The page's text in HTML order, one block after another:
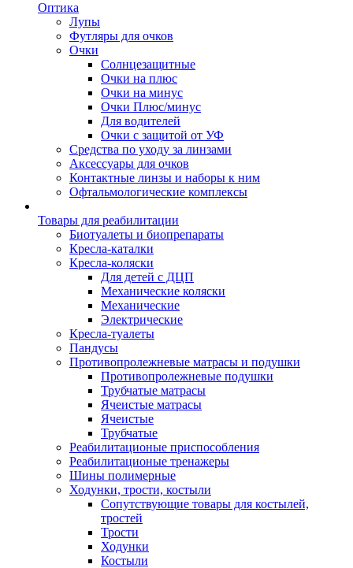
Оптика
Лупы
Футляры для очков
Очки
Солнцезащитные
Очки на плюс
Очки на минус
Очки Плюс/минус
Для водителей
Очки с защитой от УФ
Средства по уходу за линзами
Аксессуары для очков
Контактные линзы и наборы к ним
Офтальмологические комплексы
Товары для реабилитации
Биотуалеты и биопрепараты
Кресла-каталки
Кресла-коляски
Для детей с ДЦП
Механические коляски
Механические
Электрические
Кресла-туалеты
Пандусы
Противопролежневые матрасы и подушки
Противопролежневые подушки
Трубчатые матрасы
Ячеистые матрасы
Ячеистые
Трубчатые
Реабилитационые приспособления
Реабилитационые тренажеры
Шины полимерные
Ходунки, трости, костыли
Сопутствующие товары для костылей,
тростей
Трости
Ходунки
Костыли